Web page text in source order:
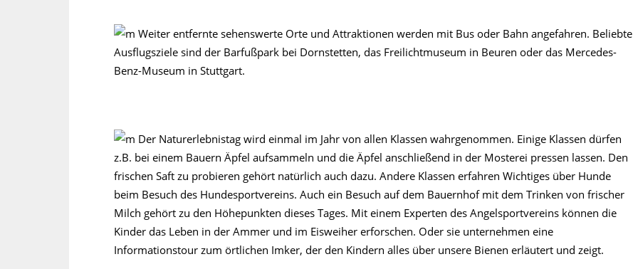
Weiter entfernte sehenswerte Orte und Attraktionen werden mit Bus oder Bahn angefahren. Beliebte
Ausflugsziele sind der Barfußpark bei Dornstetten, das Freilichtmuseum in Beuren oder das Mercedes-
Benz-Museum in Stuttgart.
Der Naturerlebnistag wird einmal im Jahr von allen Klassen wahrgenommen. Einige Klassen dürfen
z.B. bei einem Bauern Äpfel aufsammeln und die Äpfel anschließend in der Mosterei pressen lassen. Den
frischen Saft zu probieren gehört natürlich auch dazu. Andere Klassen erfahren Wichtiges über Hunde
beim Besuch des Hundesportvereins. Auch ein Besuch auf dem Bauernhof mit dem Trinken von frischer
Milch gehört zu den Höhepunkten dieses Tages. Mit einem Experten des Angelsportvereins können die
Kinder das Leben in der Ammer und im Eisweiher erforschen. Oder sie unternehmen eine
Informationstour zum örtlichen Imker, der den Kindern alles über unsere Bienen erläutert und zeigt.